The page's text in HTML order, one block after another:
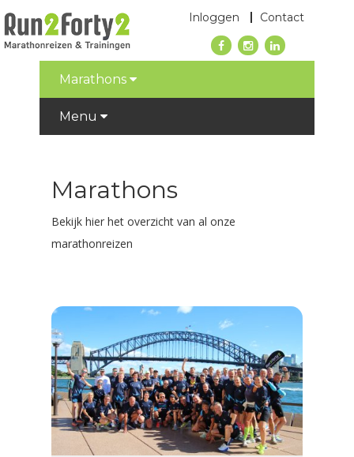
Inloggen Contact
Marathons
Menu
Marathons
Bekijk hier het overzicht van al onze
marathonreizen